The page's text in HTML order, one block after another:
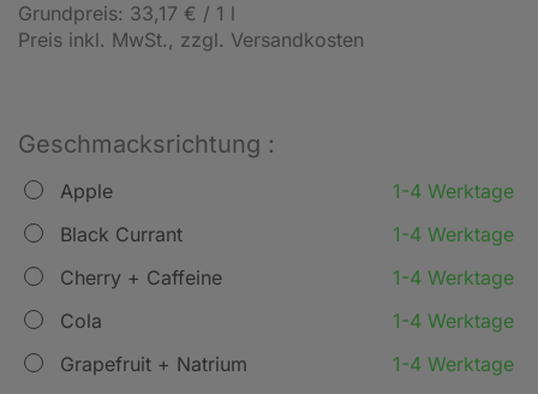
Grundpreis: 33,17 € / 1 l
Preis inkl. MwSt., zzgl. Versandkosten
Geschmacksrichtung :
Apple
1-4 Werktage
Black Currant
1-4 Werktage
Cherry + Caffeine
1-4 Werktage
Cola
1-4 Werktage
Grapefruit + Natrium
1-4 Werktage